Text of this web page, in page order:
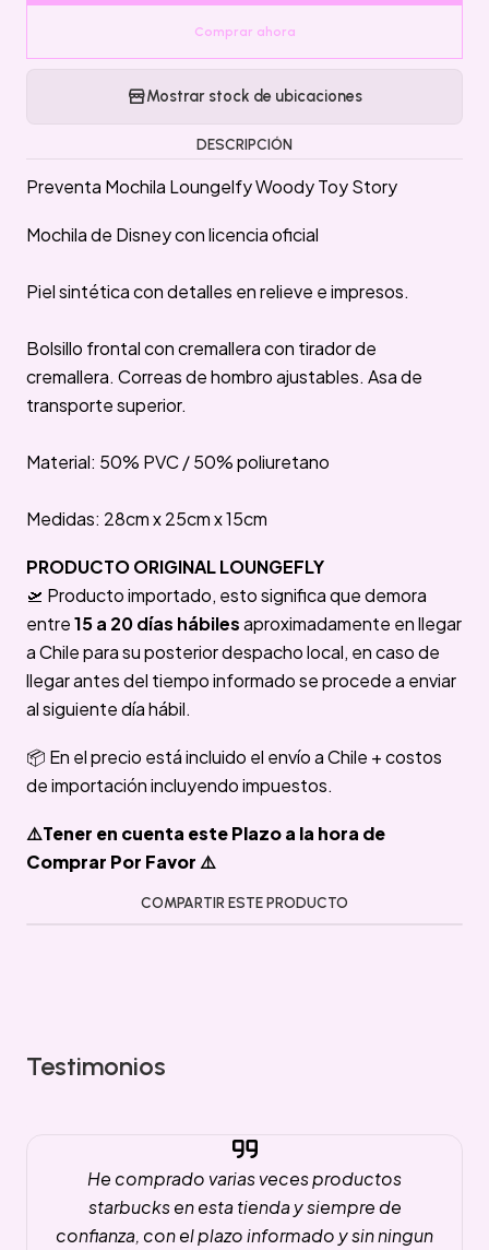
Comprar ahora
Mostrar stock de ubicaciones
DESCRIPCIÓN
Preventa Mochila Loungelfy Woody Toy Story
Mochila de Disney con licencia oficial
Piel sintética con detalles en relieve e impresos.
Bolsillo frontal con cremallera con tirador de
cremallera. Correas de hombro ajustables. Asa de
transporte superior.
Material: 50% PVC / 50% poliuretano
Medidas: 28cm x 25cm x 15cm
PRODUCTO ORIGINAL LOUNGEFLY
🛫 Producto importado, esto significa que demora
entre15 a 20 días hábilesaproximadamente en llegar
a Chile para su posterior despacho local, en caso de
llegar antes del tiempo informado se procede a enviar
al siguiente día hábil.
📦 En el precio está incluido el envío a Chile + costos
de importación incluyendo impuestos.
⚠️Tener en cuenta este Plazo a la hora de
Comprar Por Favor ⚠️
COMPARTIR ESTE PRODUCTO
Testimonios
He comprado varias veces productos
starbucks en esta tienda y siempre de
confianza, con el plazo informado y sin ningun